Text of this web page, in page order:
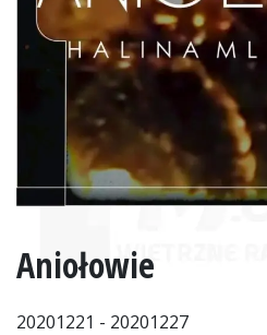
Aniołowie
20201221 - 20201227